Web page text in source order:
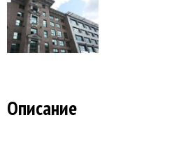
Описание